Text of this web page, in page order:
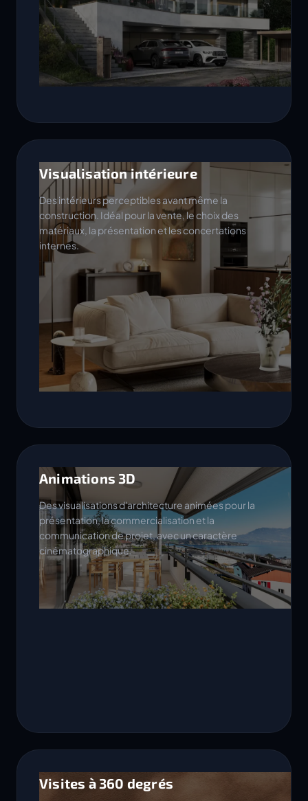
Visualisation intérieure
Des intérieurs perceptibles avant même la
construction. Idéal pour la vente, le choix des
matériaux, la présentation et les concertations
internes.
Animations 3D
Des visualisations d'architecture animées pour la
présentation, la commercialisation et la
communication de projet, avec un caractère
cinématographique.
Visites à 360 degrés